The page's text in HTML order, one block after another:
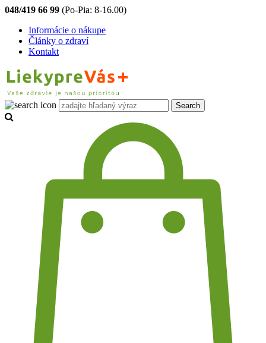
048/419 66 99 (Po-Pia: 8-16.00)
Informácie o nákupe
Články o zdraví
Kontakt